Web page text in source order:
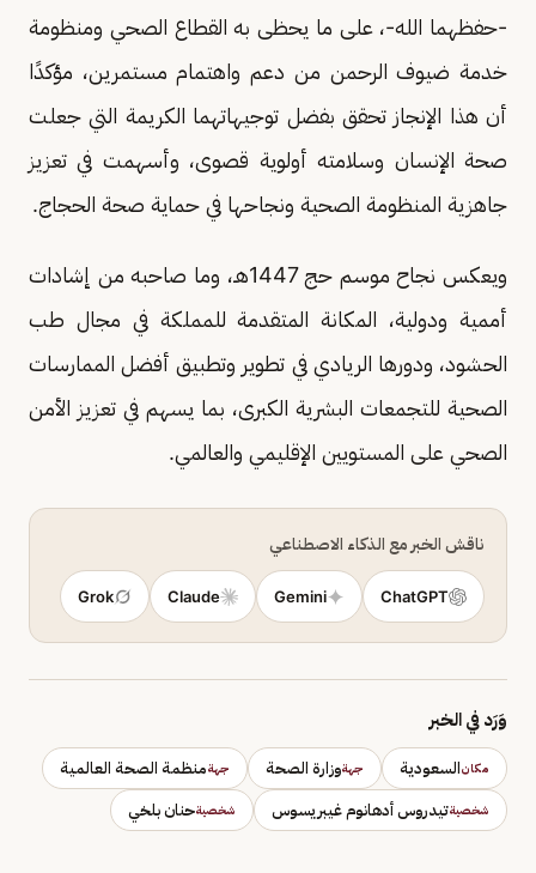
-حفظهما الله-، على ما يحظى به القطاع الصحي ومنظومة
خدمة ضيوف الرحمن من دعم واهتمام مستمرين، مؤكدًا
أن هذا الإنجاز تحقق بفضل توجيهاتهما الكريمة التي جعلت
صحة الإنسان وسلامته أولوية قصوى، وأسهمت في تعزيز
جاهزية المنظومة الصحية ونجاحها في حماية صحة الحجاج.
ويعكس نجاح موسم حج 1447هـ، وما صاحبه من إشادات
أممية ودولية، المكانة المتقدمة للمملكة في مجال طب
الحشود، ودورها الريادي في تطوير وتطبيق أفضل الممارسات
الصحية للتجمعات البشرية الكبرى، بما يسهم في تعزيز الأمن
الصحي على المستويين الإقليمي والعالمي.
ناقش الخبر مع الذكاء الاصطناعي
ChatGPT
Gemini
Claude
Grok
وَرَد في الخبر
مكانالسعودية جهةوزارة الصحة جهةمنظمة الصحة العالمية
شخصيةتيدروس أدهانوم غيبريسوس شخصيةحنان بلخي